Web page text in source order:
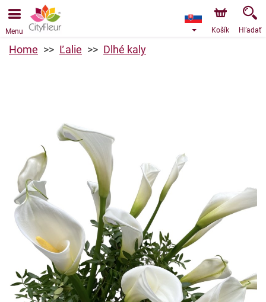
Objednávky prijímame prostredníctvom nášho e-shopu.
Najskorší možný termín doručenia je od 10.8.2026 z
Menu Košík Hľadať
Home Ľalie Dlhé kaly